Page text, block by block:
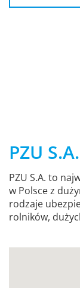
PZU S.A.
PZU S.A. to
w Polsce z
rodzaje
rolników,